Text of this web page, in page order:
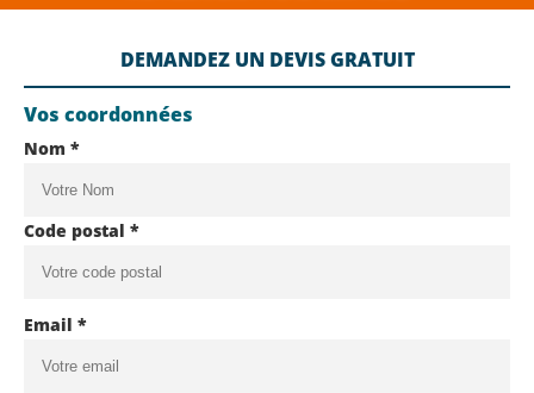
DEMANDEZ UN DEVIS GRATUIT
Vos coordonnées
Nom *
Code postal *
Email *